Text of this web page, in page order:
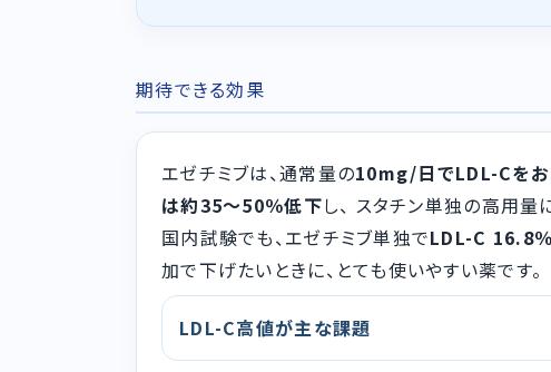
期待できる効果
エゼチミブは、通常量の10mg/日でLDL-Cをお
は約35〜50％低下し、 スタチン単独の高用
国内試験でも、エゼチミブ単独でLDL-C 16.8
加で下げたいときに、とても使いやすい薬です。
LDL-C高値が主な課題